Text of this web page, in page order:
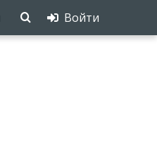
Войти